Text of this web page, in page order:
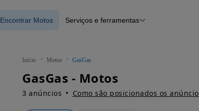
Encontrar Motos Serviços e ferramentas
Início Motos GasGas
GasGas - Motos
3 anúncios Como são posicionados os